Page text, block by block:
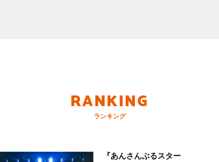
RANKING
ランキング
『あんさんぶるスター